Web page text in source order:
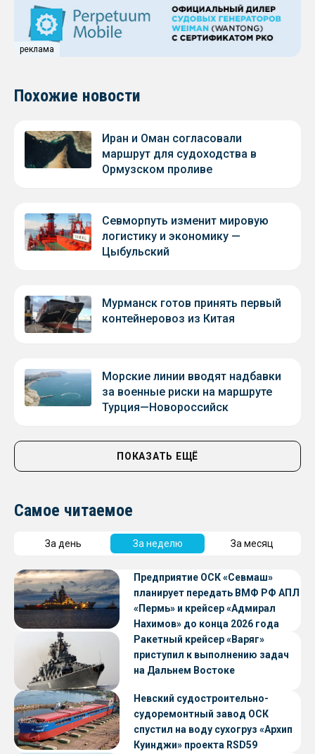
реклама
Похожие новости
Иран и Оман согласовали
маршрут для судоходства в
Ормузском проливе
Севморпуть изменит мировую
логистику и экономику —
Цыбульский
Мурманск готов принять первый
контейнеровоз из Китая
Морские линии вводят надбавки
за военные риски на маршруте
Турция—Новороссийск
ПОКАЗАТЬ ЕЩЁ
Самое читаемое
За день За неделю За месяц
Предприятие ОСК «Севмаш»
планирует передать ВМФ РФ АПЛ
«Пермь» и крейсер «Адмирал
Нахимов» до конца 2026 года
Ракетный крейсер «Варяг»
приступил к выполнению задач
на Дальнем Востоке
Невский судостроительно-
судоремонтный завод ОСК
спустил на воду сухогруз «Архип
Куинджи» проекта RSD59